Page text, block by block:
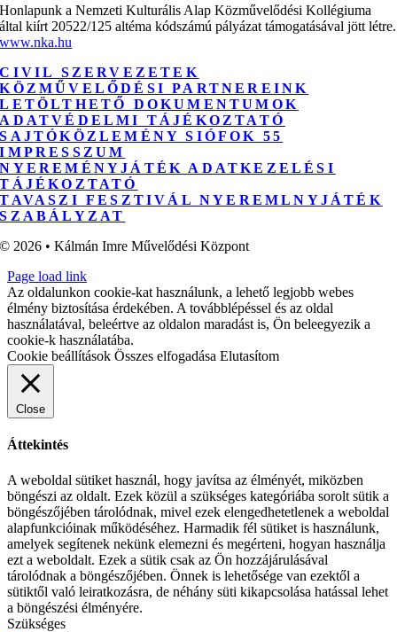
Honlapunk a Nemzeti Kulturális Alap Közművelődési Kollégiuma
által kiírt 20522/125 altéma kódszámú pályázat támogatásával jött létre.
www.nka.hu
CIVIL SZERVEZETEK
KÖZMŰVELŐDÉSI PARTNEREINK
LETÖLTHETŐ DOKUMENTUMOK
ADATVÉDELMI TÁJÉKOZTATÓ
SAJTÓKÖZLEMÉNY SIÓFOK 55
IMPRESSZUM
NYEREMÉNYJÁTÉK ADATKEZELÉSI
TÁJÉKOZTATÓ
TAVASZI FESZTIVÁL NYEREMLNYJÁTÉK
SZABÁLYZAT
© 2026 • Kálmán Imre Művelődési Központ
Page load link
Az oldalunkon cookie-kat használunk, a lehető legjobb webes
élmény biztosítása érdekében. A továbblépéssel és az oldal
használatával, beleértve az oldalon maradást is, Ön beleegyezik a
cookie-k használatába.
Cookie beállítások Összes elfogadása Elutasítom
Close
Áttekintés
A weboldal sütiket használ, hogy javítsa az élményét, miközben
böngészi az oldalt. Ezek közül a szükséges kategóriába sorolt sütik a
böngészőjében tárolódnak, mivel ezek elengedhetetlenek a weboldal
alapfunkcióinak működéséhez. Harmadik fél sütiket is használunk,
amelyek segítenek nekünk elemezni és megérteni, hogyan használja
ezt a weboldalt. Ezek a sütik csak az Ön hozzájárulásával
tárolódnak a böngészőjében. Önnek is lehetősége van ezektől a
sütiktől való leiratkozásra, de néhány süti kikapcsolása hatással lehet
a böngészési élményére.
Szükséges